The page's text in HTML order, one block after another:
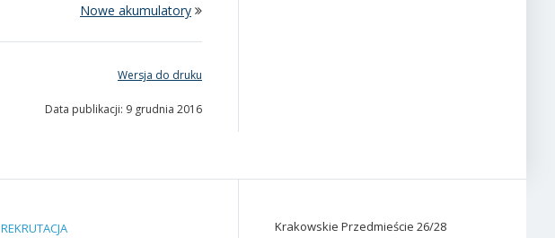
Nowe akumulatory
Wersja do druku
Data publikacji: 9 grudnia 2016
REKRUTACJA
Krakowskie Przedmieście 26/28